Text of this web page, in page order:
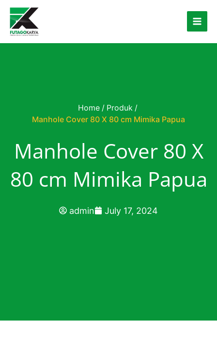
Skip to content
Home / Produk /
Manhole Cover 80 X 80 cm Mimika Papua
Manhole Cover 80 X
80 cm Mimika Papua
admin July 17, 2024